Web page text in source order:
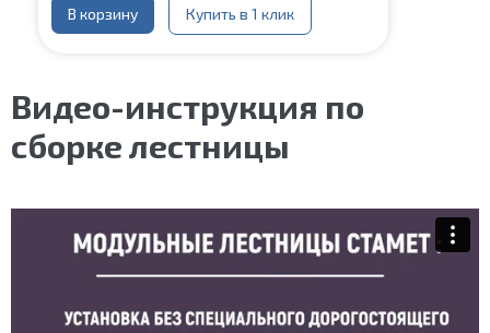
В корзину Купить в 1 клик
Видео-инструкция по
сборке лестницы